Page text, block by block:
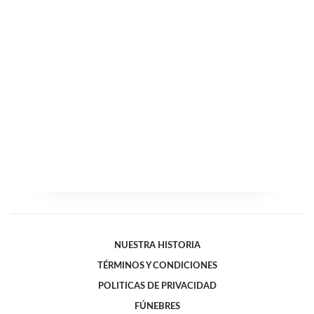
NUESTRA HISTORIA
TÉRMINOS Y CONDICIONES
POLITICAS DE PRIVACIDAD
FÚNEBRES